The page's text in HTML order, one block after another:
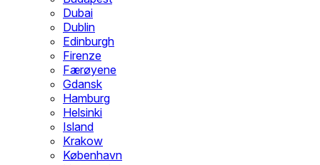
Dubai
Dublin
Edinburgh
Firenze
Færøyene
Gdansk
Hamburg
Helsinki
Island
Krakow
København